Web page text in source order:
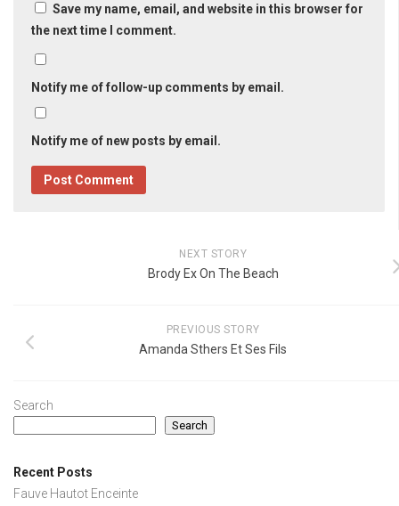
Save my name, email, and website in this browser for
the next time I comment.
Notify me of follow-up comments by email.
Notify me of new posts by email.
NEXT STORY
Brody Ex On The Beach
PREVIOUS STORY
Amanda Sthers Et Ses Fils
Search
Search
Recent Posts
Fauve Hautot Enceinte